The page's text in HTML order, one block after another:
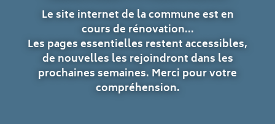
Le site internet de la commune est en
cours de rénovation...
Les pages essentielles restent accessibles,
de nouvelles les rejoindront dans les
prochaines semaines. Merci pour votre
compréhension.